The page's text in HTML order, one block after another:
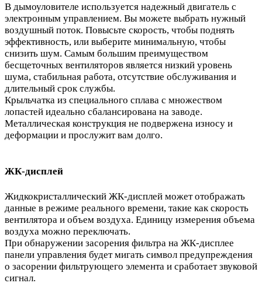
В дымоуловителе используется надежный двигатель с
электронным управлением. Вы можете выбрать нужный
воздушный поток. Повысьте скорость, чтобы поднять
эффективность, или выберите минимальную, чтобы
снизить шум. Самым большим преимуществом
бесщеточных вентиляторов является низкий уровень
шума, стабильная работа, отсутствие обслуживания и
длительный срок службы.
Крыльчатка из специального сплава с множеством
лопастей идеально сбалансирована на заводе.
Металлическая конструкция не подвержена износу и
деформации и прослужит вам долго.
ЖК-дисплей
Жидкокристаллический ЖК-дисплей может отображать
данные в режиме реального времени, такие как скорость
вентилятора и объем воздуха. Единицу измерения объема
воздуха можно переключать.
При обнаружении засорения фильтра на ЖК-дисплее
панели управления будет мигать символ предупреждения
о засорении фильтрующего элемента и сработает звуковой
сигнал.